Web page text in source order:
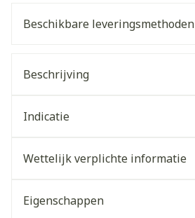
Beschikbare leveringsmethoden
Beschrijving
Indicatie
Wettelijk verplichte informatie
Eigenschappen